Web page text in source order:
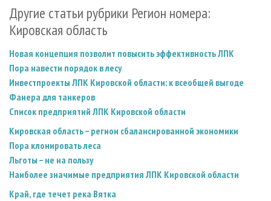
Другие статьи рубрики Регион номера:
Кировская область
Новая концепция позволит повысить эффективность ЛПК
Пора навести порядок в лесу
Инвестпроекты ЛПК Кировской области: к всеобщей выгоде
Фанера для танкеров
Список предприятий ЛПК Кировской области
Кировская область – регион сбалансированной экономики
Пора клонировать леса
Льготы – не на пользу
Наиболее значимые предприятия ЛПК Кировской области
Край, где течет река Вятка